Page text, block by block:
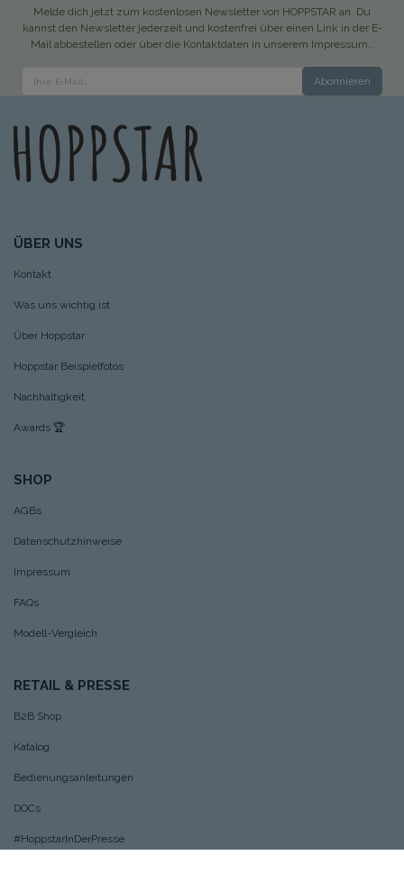
Melde dich jetzt zum kostenlosen Newsletter von HOPPSTAR an. Du
kannst den Newsletter jederzeit und kostenfrei über einen Link in der E-
Mail abbestellen oder über die Kontaktdaten in unserem Impressum..
Abonnieren
ÜBER UNS
Kontakt
Was uns wichtig ist
Über Hoppstar
Hoppstar Beispielfotos
Nachhaltigkeit
Awards 🏆
SHOP
AGBs
Datenschutzhinweise
Impressum
FAQs
Modell-Vergleich
RETAIL & PRESSE
B2B Shop
Katalog
Bedienungsanleitungen
DOCs
#HoppstarInDerPresse